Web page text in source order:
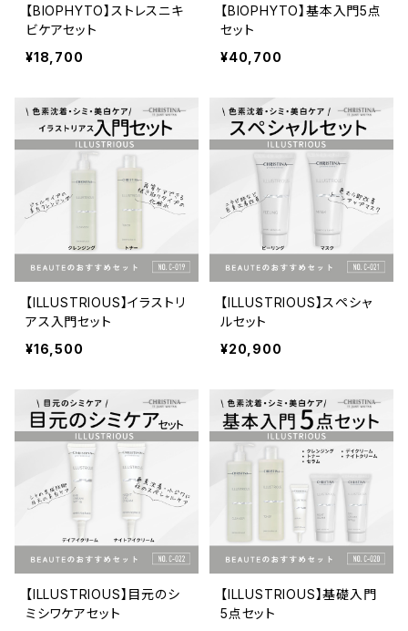
【BIOPHYTO】ストレスニキ
ビケアセット
¥18,700
【BIOPHYTO】基本入門5点
セット
¥40,700
【ILLUSTRIOUS】イラストリ
アス入門セット
¥16,500
【ILLUSTRIOUS】スペシャ
ルセット
¥20,900
【ILLUSTRIOUS】目元のシ
ミシワケアセット
【ILLUSTRIOUS】基礎入門
5点セット